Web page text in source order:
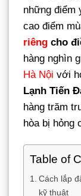
những điểm
cao điểm
riêng cho
hàng nghìn
Hà Nội với
Lạnh Tiến
hàng trăm
hòa bị hỏng
Table of
Cách lắp
kỹ thuật